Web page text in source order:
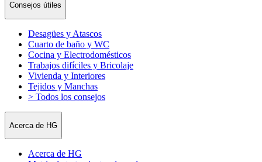
Consejos útiles
Desagües y Atascos
Cuarto de baño y WC
Cocina y Electrodomésticos
Trabajos difíciles y Bricolaje
Vivienda y Interiores
Tejidos y Manchas
> Todos los consejos
Acerca de HG
Acerca de HG